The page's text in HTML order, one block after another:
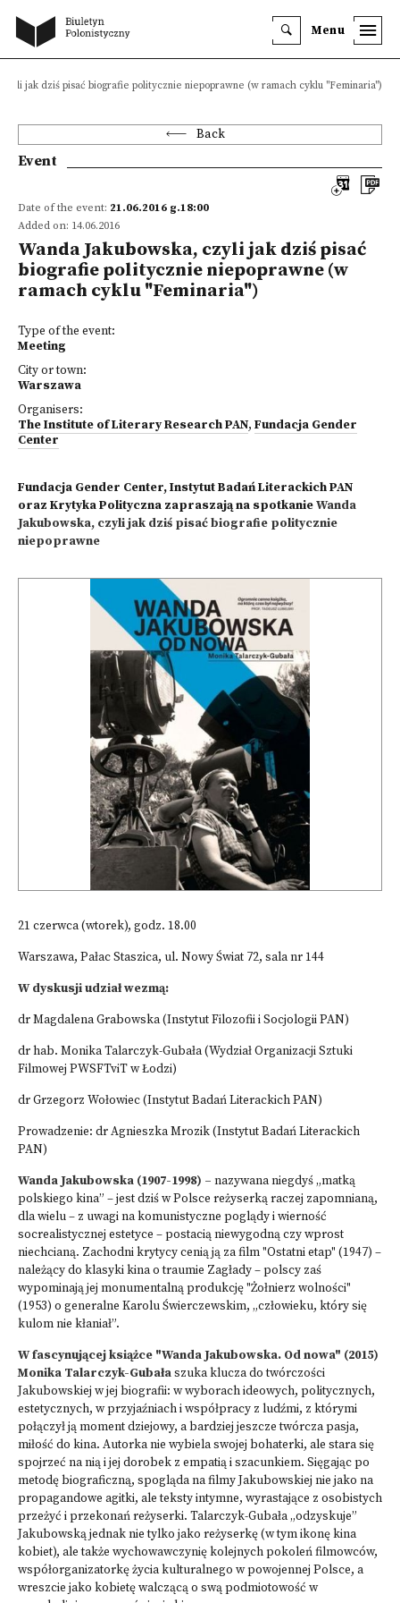
Menu
czyli jak dziś pisać biografie politycznie niepoprawne (w ramach cyklu "Feminaria")
Back
Event
Date of the event: 21.06.2016 g.18:00
Added on: 14.06.2016
Wanda Jakubowska, czyli jak dziś pisać
biografie politycznie niepoprawne (w
ramach cyklu "Feminaria")
Type of the event:
Meeting
City or town:
Warszawa
Organisers:
The Institute of Literary Research PAN, Fundacja Gender
Center
Fundacja Gender Center, Instytut Badań Literackich PAN
oraz Krytyka Polityczna zapraszają na spotkanieWanda
Jakubowska, czyli jak dziś pisać biografie politycznie
niepoprawne
21 czerwca (wtorek), godz. 18.00
Warszawa, Pałac Staszica, ul. Nowy Świat 72, sala nr 144
W dyskusji udział wezmą:
dr Magdalena Grabowska (Instytut Filozofii i Socjologii PAN)
dr hab. Monika Talarczyk-Gubała (Wydział Organizacji Sztuki
Filmowej PWSFTviT w Łodzi)
dr Grzegorz Wołowiec (Instytut Badań Literackich PAN)
Prowadzenie: dr Agnieszka Mrozik (Instytut Badań Literackich
PAN)
Wanda Jakubowska (1907-1998) – nazywana niegdyś „matką
polskiego kina” – jest dziś w Polsce reżyserką raczej zapomnianą,
dla wielu – z uwagi na komunistyczne poglądy i wierność
socrealistycznej estetyce – postacią niewygodną czy wprost
niechcianą. Zachodni krytycy cenią ją za film "Ostatni etap" (1947) –
należący do klasyki kina o traumie Zagłady – polscy zaś
wypominają jej monumentalną produkcję "Żołnierz wolności"
(1953) o generalne Karolu Świerczewskim, „człowieku, który się
kulom nie kłaniał”.
W fascynującej książce "Wanda Jakubowska. Od nowa" (2015)
Monika Talarczyk-Gubałaszuka klucza do twórczości
Jakubowskiej w jej biografii: w wyborach ideowych, politycznych,
estetycznych, w przyjaźniach i współpracy z ludźmi, z którymi
połączył ją moment dziejowy, a bardziej jeszcze twórcza pasja,
miłość do kina. Autorka nie wybiela swojej bohaterki, ale stara się
spojrzeć na nią i jej dorobek z empatią i szacunkiem. Sięgając po
metodę biograficzną, spogląda na filmy Jakubowskiej nie jako na
propagandowe agitki, ale teksty intymne, wyrastające z osobistych
przeżyć i przekonań reżyserki. Talarczyk-Gubała „odzyskuje”
Jakubowską jednak nie tylko jako reżyserkę (w tym ikonę kina
kobiet), ale także wychowawczynię kolejnych pokoleń filmowców,
współorganizatorkę życia kulturalnego w powojennej Polsce, a
wreszcie jako kobietę walczącą o swą podmiotowość w